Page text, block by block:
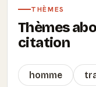
THÈMES
Thèmes
citation
homme